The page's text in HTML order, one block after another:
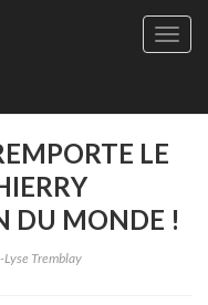
Site
-
seul
LE
DU MONDE !
Tremblay